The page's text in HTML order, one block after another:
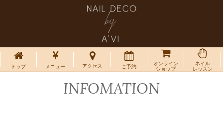
トップ メニュー アクセス ご予約
オンライン
ショップ
ネイル
レッスン
INFOMATION